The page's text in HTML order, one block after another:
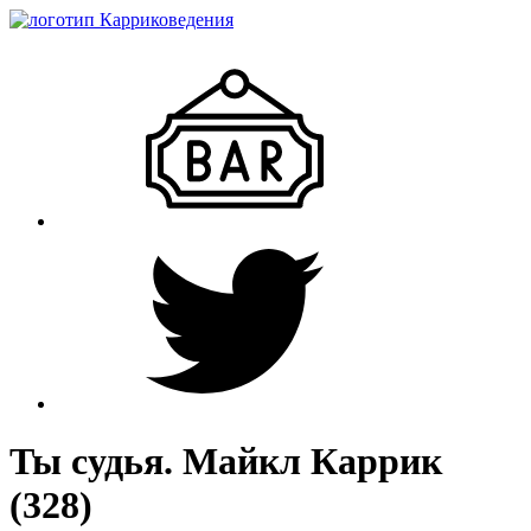
Ты судья. Майкл Каррик
(328)